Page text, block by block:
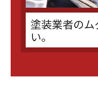
塗装業者の
い。